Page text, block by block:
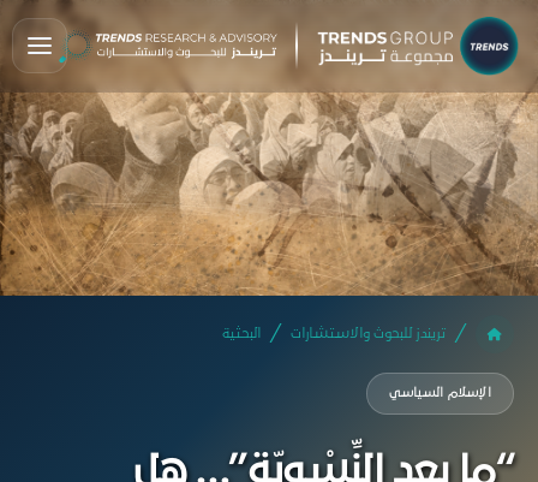
تريندز للبحوث والاستشارات البحثية
الإسلام السياسي
“ما بعد النِّسْوِيّة”… هل